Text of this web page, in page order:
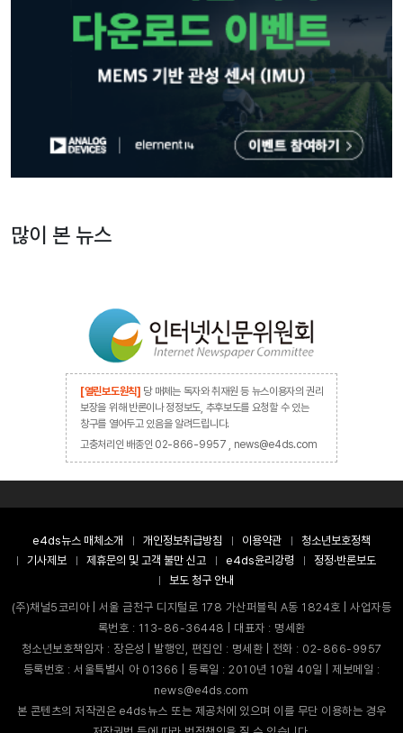
많이 본 뉴스
[열린보도원칙] 당 매체는 독자와 취재원 등 뉴스이용자의 권리
보장을 위해 반론이나 정정보도, 추후보도를 요청할 수 있는
창구를 열어두고 있음을 알려드립니다.
고충처리인 배종인 02-866-9957 , news@e4ds.com
e4ds뉴스 매체소개 개인정보취급방침 이용약관
청소년보호정책
기사제보
제휴문의 및 고객 불만 신고 e4ds윤리강령
정정·반론보도
보도 청구 안내
(주)채널5코리아 | 서울 금천구 디지털로 178 가산퍼블릭 A동 1824호 | 사업자등
록번호 : 113-86-36448 | 대표자 : 명세환
청소년보호책임자 : 장은성 | 발행인, 편집인 : 명세환 | 전화 : 02-866-9957
등록번호 : 서울특별시 아 01366 | 등록일 : 2010년 10월 40일 | 제보메일 :
news@e4ds.com
본 콘텐츠의 저작권은 e4ds뉴스 또는 제공처에 있으며 이를 무단 이용하는 경우